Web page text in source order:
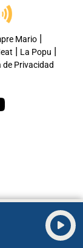
Mario|
| La Popu |
de Privacidad